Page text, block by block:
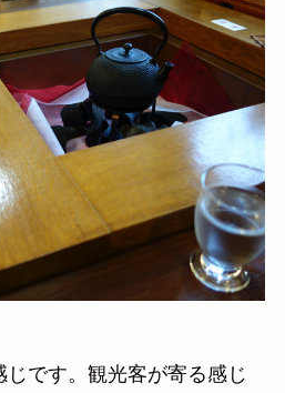
じです。観光客が寄る感じ